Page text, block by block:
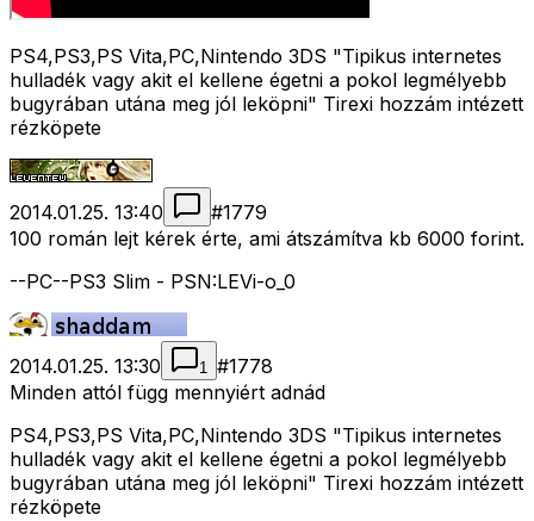
PS4,PS3,PS Vita,PC,Nintendo 3DS "Tipikus internetes
hulladék vagy akit el kellene égetni a pokol legmélyebb
bugyrában utána meg jól leköpni" Tirexi hozzám intézett
rézköpete
2014.01.25. 13:40 #1779
100 román lejt kérek érte, ami átszámítva kb 6000 forint.
--PC--PS3 Slim - PSN:LEVi-o_0
2014.01.25. 13:30 1 #1778
Minden attól függ mennyiért adnád
PS4,PS3,PS Vita,PC,Nintendo 3DS "Tipikus internetes
hulladék vagy akit el kellene égetni a pokol legmélyebb
bugyrában utána meg jól leköpni" Tirexi hozzám intézett
rézköpete